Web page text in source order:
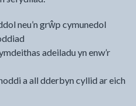
neu’n grŵp cymunedol
adeiladu yn enw’r
a all dderbyn cyllid ar eich